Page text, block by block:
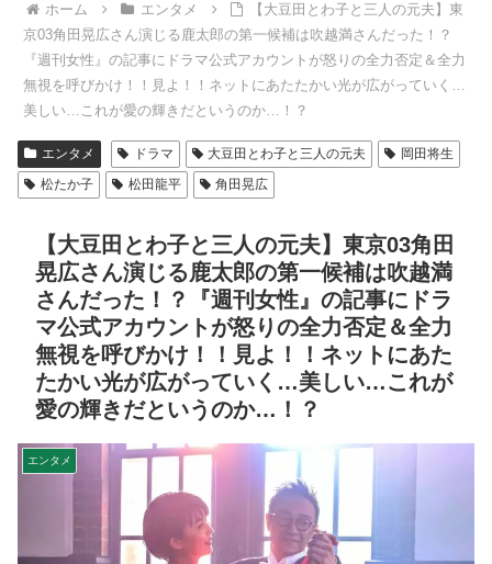
ホーム エンタメ
【大豆田とわ子と三人の元夫】東
京03角田晃広さん演じる鹿太郎の第一候補は吹越満さんだった！？
『週刊女性』の記事にドラマ公式アカウントが怒りの全力否定＆全力
無視を呼びかけ！！見よ！！ネットにあたたかい光が広がっていく…
美しい…これが愛の輝きだというのか…！？
エンタメ ドラマ 大豆田とわ子と三人の元夫
岡田将生
松たか子
松田龍平 角田晃広
【大豆田とわ子と三人の元夫】東京03角田
晃広さん演じる鹿太郎の第一候補は吹越満
さんだった！？『週刊女性』の記事にドラ
マ公式アカウントが怒りの全力否定＆全力
無視を呼びかけ！！見よ！！ネットにあた
たかい光が広がっていく…美しい…これが
愛の輝きだというのか…！？
エンタメ